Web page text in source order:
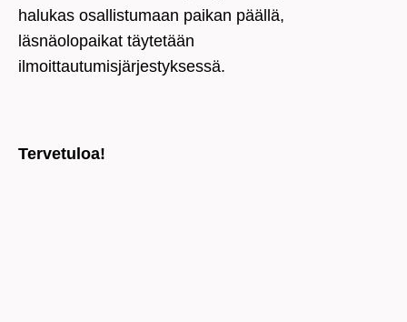
halukas osallistumaan paikan päällä,
läsnäolopaikat täytetään
ilmoittautumisjärjestyksessä.
Tervetuloa!